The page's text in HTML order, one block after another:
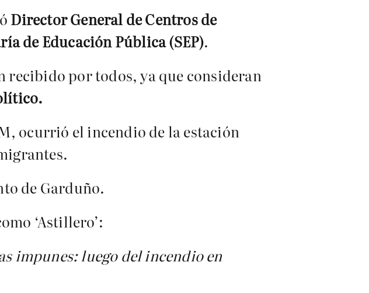
Director General de Centros de
de Educación Pública (SEP).
recibido por todos, ya que consideran
ocurrió el incendio de la estación
de Garduño.
‘Astillero’:
impunes: luego del incendio en